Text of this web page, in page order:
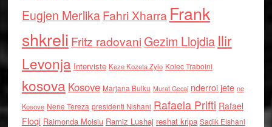
Eugjen MerlikaFahri Xharra Frank
shkreli Fritz radovaniGezim Llojdia Ilir
Levonja Interviste Keze Kozeta Zylo Kolec Traboini
kosova Kosove Marjana Bulku Murat Gecaj nderroi jete ne
Kosove Nene Tereza presidenti Nishani Rafaela Prifti Rafael
Floqi Raimonda Moisiu Ramiz Lushaj reshat kripa Sadik Elshani